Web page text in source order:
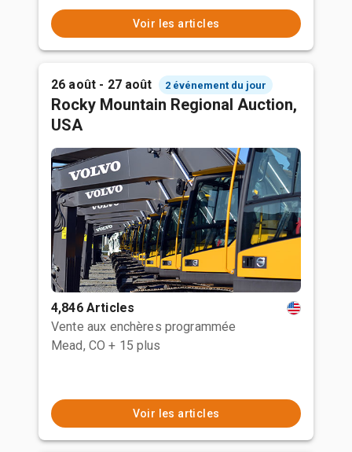
Voir les articles
26 août - 27 août 2 événement du jour
Rocky Mountain Regional Auction,
USA
4,846 Articles
Vente aux enchères programmée
Mead, CO + 15 plus
Voir les articles